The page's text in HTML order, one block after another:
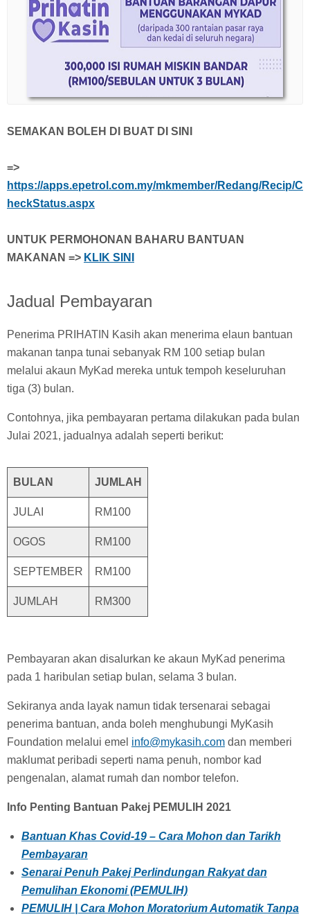
SEMAKAN BOLEH DI BUAT DI SINI
=>
https://apps.epetrol.com.my/mkmember/Redang/Recip/C
heckStatus.aspx
UNTUK PERMOHONAN BAHARU BANTUAN
MAKANAN => KLIK SINI
Jadual Pembayaran
Penerima PRIHATIN Kasih akan menerima elaun bantuan
makanan tanpa tunai sebanyak RM 100 setiap bulan
melalui akaun MyKad mereka untuk tempoh keseluruhan
tiga (3) bulan.
Contohnya, jika pembayaran pertama dilakukan pada bulan
Julai 2021, jadualnya adalah seperti berikut:
BULAN JUMLAH
JULAI RM100
OGOS RM100
SEPTEMBER RM100
JUMLAH RM300
Pembayaran akan disalurkan ke akaun MyKad penerima
pada 1 haribulan setiap bulan, selama 3 bulan.
Sekiranya anda layak namun tidak tersenarai sebagai
penerima bantuan, anda boleh menghubungi MyKasih
Foundation melalui emel info@mykasih.com dan memberi
maklumat peribadi seperti nama penuh, nombor kad
pengenalan, alamat rumah dan nombor telefon.
Info Penting Bantuan Pakej PEMULIH 2021
Bantuan Khas Covid-19 – Cara Mohon dan Tarikh
Pembayaran
Senarai Penuh Pakej Perlindungan Rakyat dan
Pemulihan Ekonomi (PEMULIH)
PEMULIH | Cara Mohon Moratorium Automatik Tanpa